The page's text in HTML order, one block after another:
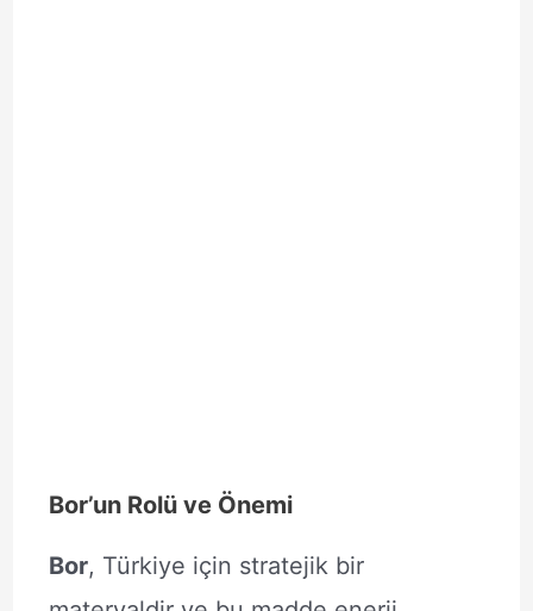
Bor’un Rolü ve Önemi
Bor, Türkiye için stratejik bir